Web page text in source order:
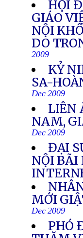
HỘI
GIÁO
NỘI
DO
2009
KỶ
SA-
Dec 2009
LIÊN
NAM,
Dec 2009
ĐẠI
NỘI BÃI
MỚI
Dec 2009
PHÓ